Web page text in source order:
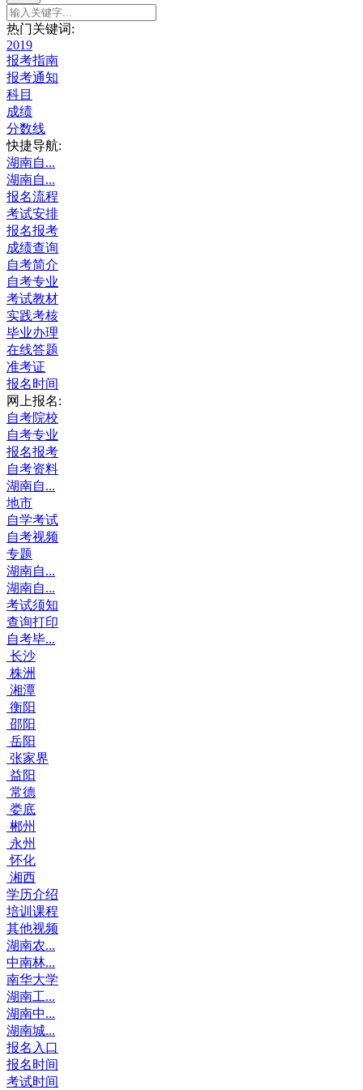
热门关键词:
2019
报考指南
报考通知
科目
成绩
分数线
快捷导航:
湖南自...
湖南自...
报名流程
考试安排
报名报考
成绩查询
自考简介
自考专业
考试教材
实践考核
毕业办理
在线答题
准考证
报名时间
网上报名:
自考院校
自考专业
报名报考
自考资料
湖南自...
地市
自学考试
自考视频
专题
湖南自...
湖南自...
考试须知
查询打印
自考毕...
长沙
株洲
湘潭
衡阳
邵阳
岳阳
张家界
益阳
常德
娄底
郴州
永州
怀化
湘西
学历介绍
培训课程
其他视频
湖南农...
中南林...
南华大学
湖南工...
湖南中...
湖南城...
报名入口
报名时间
考试时间